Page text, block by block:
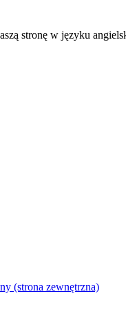
stronę w języku
(strona zewnętrzna)